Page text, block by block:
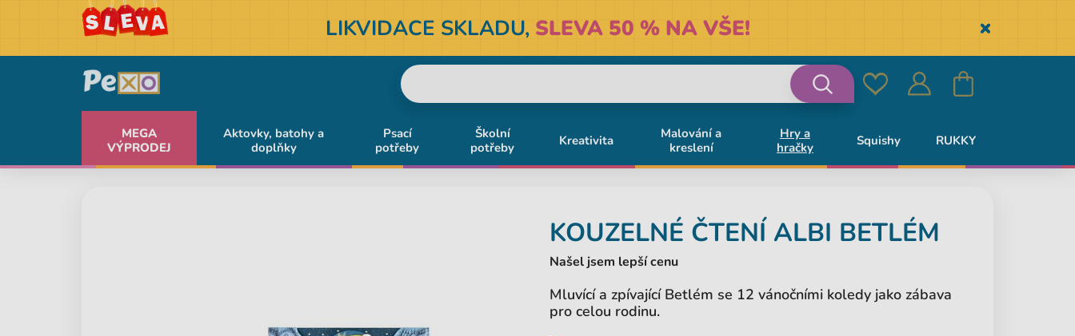
LIKVIDACE SKLADU, SLEVA 50 % NA VŠE! Skryť
OblíbenéPřihlásit Košík
MEGA
VÝPRODEJ
Aktovky, batohy a
doplňky
Psací
potřeby
Školní
potřeby
Kreativita
Malování a
kreslení
Hry a
hračky
Squishy RUKKY
KOUZELNÉ ČTENÍ ALBI BETLÉM
Našel jsem lepší cenu
Mluvící a zpívající Betlém se 12 vánočními koledy jako zábava
pro celou rodinu.